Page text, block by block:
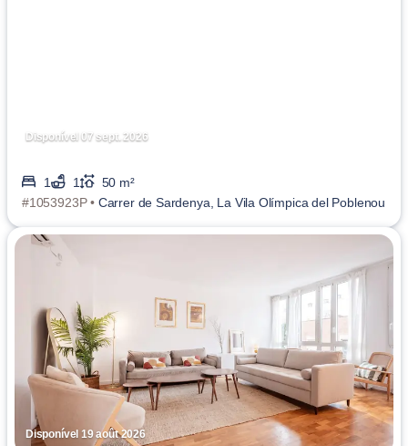
Disponível 07 sept. 2026
1 1
50 m²
#1053923P • Carrer de Sardenya, La Vila Olímpica del Poblenou
Disponível 19 août 2026